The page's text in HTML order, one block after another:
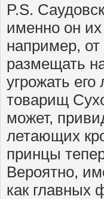
P.S.
именно он их
например,
размещать
угрожать
товарищ
может,
летающих
принцы
Вероятно,
как главных